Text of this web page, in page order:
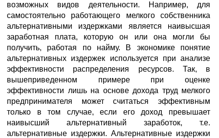
возможных видов деятельности. Например, для
самостоятельно работающего мелкого собственника
альтернативными издержками является наивысшая
заработная плата, которую он или она могли бы
получить, работая по найму. В экономике понятие
альтернативных издержек используется при анализе
эффективности распределения ресурсов. Так, в
вышеприведенном примере при оценке
эффективности лишь на основе дохода труд мелкого
предпринимателя может считаться эффективным
только в том случае, если его доход превышает
наивысший альтернативный заработок, т.е.
альтернативные издержки. Альтернативные издержки